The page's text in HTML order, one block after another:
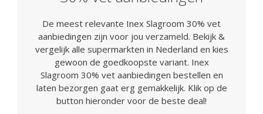
De meest relevante Inex Slagroom 30% vet
aanbiedingen zijn voor jou verzameld. Bekijk &
vergelijk alle supermarkten in Nederland en kies
gewoon de goedkoopste variant. Inex
Slagroom 30% vet aanbiedingen bestellen en
laten bezorgen gaat erg gemakkelijk. Klik op de
button hieronder voor de beste deal!